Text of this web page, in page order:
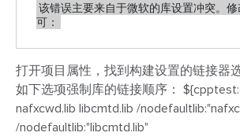
该错误主要来自于微软的库设置冲突。
可：
打开项目属性，找到构建设置的链接器
如下选项强制库的链接顺序：
nafxcwd.lib libcmtd.lib /
/nodefaultlib:"libcmtd.lib"